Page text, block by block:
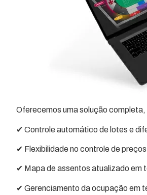
Oferecemos uma solução
✔ Controle automático de lotes e
✔ Flexibilidade no controle de
✔ Mapa de assentos atualizado em
✔ Gerenciamento da ocupação em